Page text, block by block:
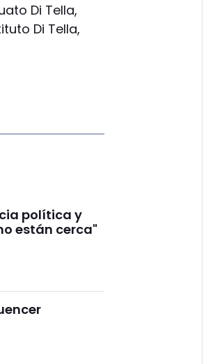
Di Tella,
Di Tella,
política y
están cerca"